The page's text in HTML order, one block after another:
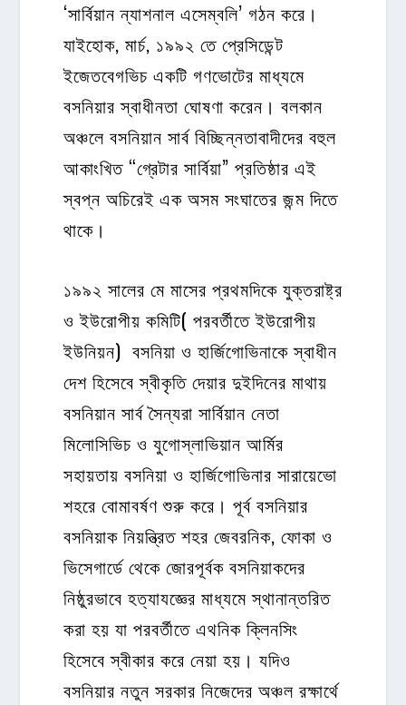
‘সার্বিয়ান ন্যাশনাল এসেম্বলি’ গঠন করে।
যাইহোক, মার্চ, ১৯৯২ তে প্রেসিডেন্ট
ইজেতবেগভিচ একটি গণভোটের মাধ্যমে
বসনিয়ার স্বাধীনতা ঘোষণা করেন। বলকান
অঞ্চলে বসনিয়ান সার্ব বিচ্ছিন্নতাবাদীদের বহুল
আকাংখিত “গ্রেটার সার্বিয়া” প্রতিষ্ঠার এই
স্বপ্ন অচিরেই এক অসম সংঘাতের জন্ম দিতে
থাকে।
১৯৯২ সালের মে মাসের প্রথমদিকে যুক্তরাষ্ট্র
ও ইউরোপীয় কমিটি( পরবর্তীতে ইউরোপীয়
ইউনিয়ন) বসনিয়া ও হার্জিগোভিনাকে স্বাধীন
দেশ হিসেবে স্বীকৃতি দেয়ার দুইদিনের মাথায়
বসনিয়ান সার্ব সৈন্যরা সার্বিয়ান নেতা
মিলোসিভিচ ও যুগোস্লাভিয়ান আর্মির
সহায়তায় বসনিয়া ও হার্জিগোভিনার সারায়েভো
শহরে বোমাবর্ষণ শুরু করে। পূর্ব বসনিয়ার
বসনিয়াক নিয়ন্ত্রিত শহর জেবরনিক, ফোকা ও
ভিসেগার্ডে থেকে জোরপূর্বক বসনিয়াকদের
নিষ্ঠুরভাবে হত্যাযজ্ঞের মাধ্যমে স্থানান্তরিত
করা হয় যা পরবর্তীতে এথনিক ক্লিনসিং
হিসেবে স্বীকার করে নেয়া হয়। যদিও
বসনিয়ার নতুন সরকার নিজেদের অঞ্চল রক্ষার্থে